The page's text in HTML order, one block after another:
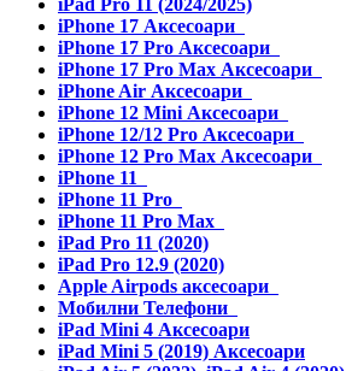
iPad Pro 11 (2024/2025)
iPhone 17 Аксесоари
iPhone 17 Pro Аксесоари
iPhone 17 Pro Max Аксесоари
iPhone Air Аксесоари
iPhone 12 Mini Аксесоари
iPhone 12/12 Pro Аксесоари
iPhone 12 Pro Max Аксесоари
iPhone 11
iPhone 11 Pro
iPhone 11 Pro Max
iPad Pro 11 (2020)
iPad Pro 12.9 (2020)
Apple Airpods аксесоари
Мобилни Телефони
iPad Mini 4 Аксесоари
iPad Mini 5 (2019) Аксесоари